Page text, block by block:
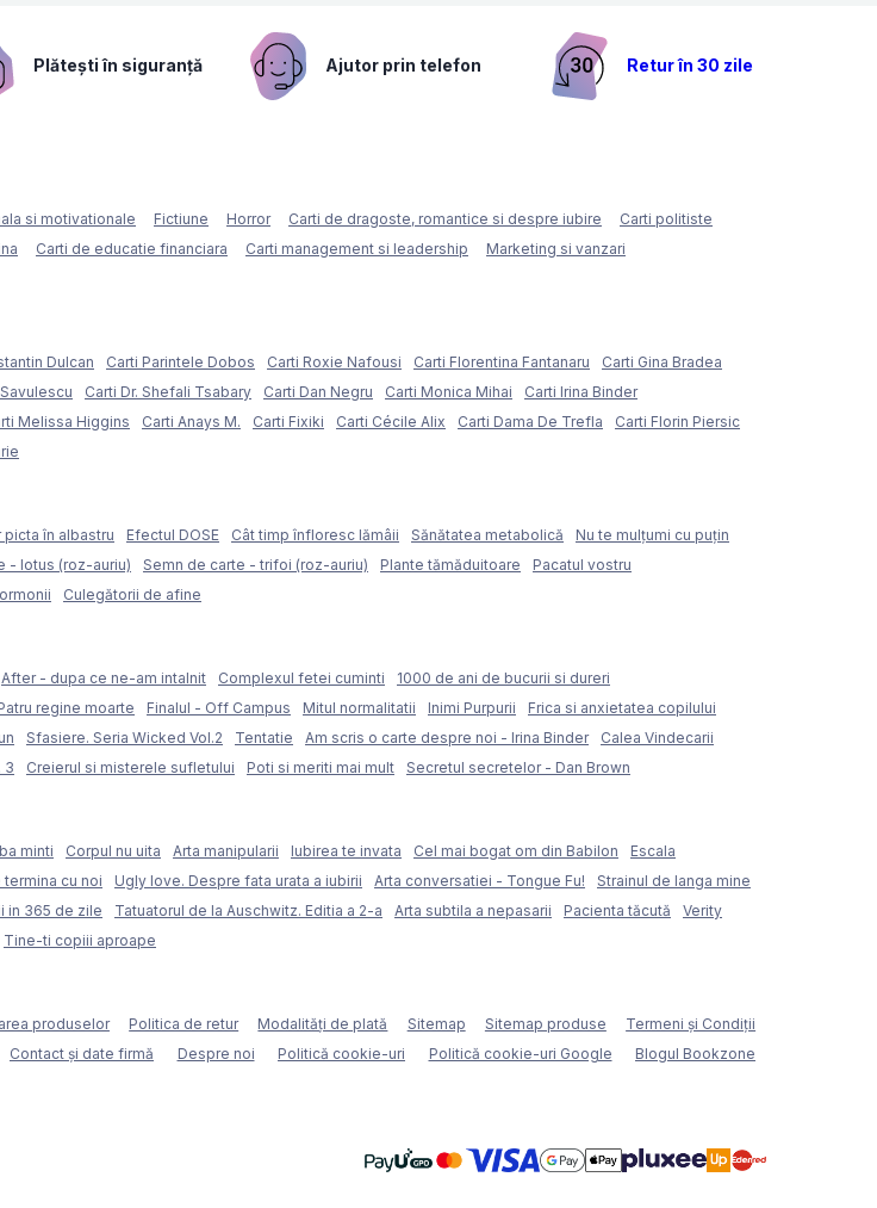
Plătești în siguranță Ajutor prin telefon Retur în 30 zile
si motivationale Fictiune Horror Carti de dragoste, romantice si despre iubire
Carti politiste
Carti de educatie financiara Carti management si leadership
Marketing si vanzari
Dulcan Carti Parintele Dobos Carti Roxie Nafousi Carti Florentina Fantanaru
Carti Gina Bradea
Carti Dr. Shefali Tsabary Carti Dan Negru Carti Monica Mihai
Carti Irina Binder
Melissa Higgins Carti Anays M. Carti Fixiki Carti Cécile Alix Carti Dama De Trefla
Carti Florin Piersic
picta în albastru Efectul DOSE Cât timp înfloresc lămâii Sănătatea metabolică
Nu te mulțumi cu puțin
- lotus (roz-auriu) Semn de carte - trifoi (roz-auriu) Plante tămăduitoare
Pacatul vostru
Culegătorii de afine
After - dupa ce ne-am intalnit Complexul fetei cuminti
1000 de ani de bucurii si dureri
regine moarte Finalul - Off Campus Mitul normalitatii Inimi Purpurii
Frica si anxietatea copilului
Sfasiere. Seria Wicked Vol.2 Tentatie Am scris o carte despre noi - Irina Binder
Calea Vindecarii
3 Creierul si misterele sufletului Poti si meriti mai mult Secretul secretelor - Dan Brown
minti Corpul nu uita Arta manipularii Iubirea te invata Cel mai bogat om din Babilon
Escala
termina cu noi Ugly love. Despre fata urata a iubirii Arta conversatiei - Tongue Fu!
Strainul de langa mine
in 365 de zile Tatuatorul de la Auschwitz. Editia a 2-a Arta subtila a nepasarii Pacienta tăcută
Verity
Tine-ti copiii aproape
produselor Politica de retur Modalităţi de plată Sitemap Sitemap produse
Termeni şi Condiţii
Contact și date firmă Despre noi Politică cookie-uri Politică cookie-uri Google
Blogul Bookzone